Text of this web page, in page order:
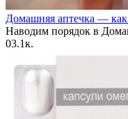
Домашняя аптечка — как
Наводим порядок в
03.1к.